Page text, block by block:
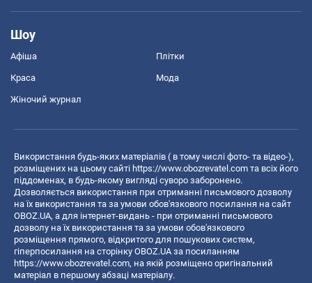
Шоу
Афіша Плітки
Краса Мода
Жіночий журнал
Використання будь-яких матеріалів ( в тому числі фото- та відео-),
розміщених на цьому сайті https://www.obozrevatel.com та всіх його
піддоменах, в будь-якому вигляді суворо заборонено.
Дозволяється використання при отриманні письмового дозволу
на їх використання та за умови обов'язкового посилання на сайт
OBOZ.UA, а для інтернет-видань - при отриманні письмового
дозволу на їх використання та за умови обов'язкового
розміщення прямого, відкритого для пошукових систем,
гіперпосилання на сторінку OBOZ.UA за посиланням
https://www.obozrevatel.com, на якій розміщено оригінальний
матеріал в першому абзаці матеріалу.